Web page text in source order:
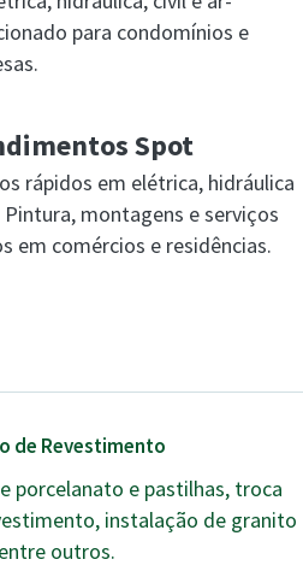
para condomínios e
Spot
rápidos em elétrica, hidráulica
Pintura, montagens e serviços
em comércios e residências.
de Revestimento
porcelanato e pastilhas, troca
instalação de granito
outros.